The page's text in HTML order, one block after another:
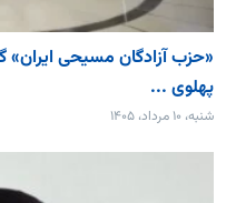
«حزب آزادگان مسیحی ایران»
پهلوی ...
شنبه، ۱۰ مرداد، ۱۴۰۵